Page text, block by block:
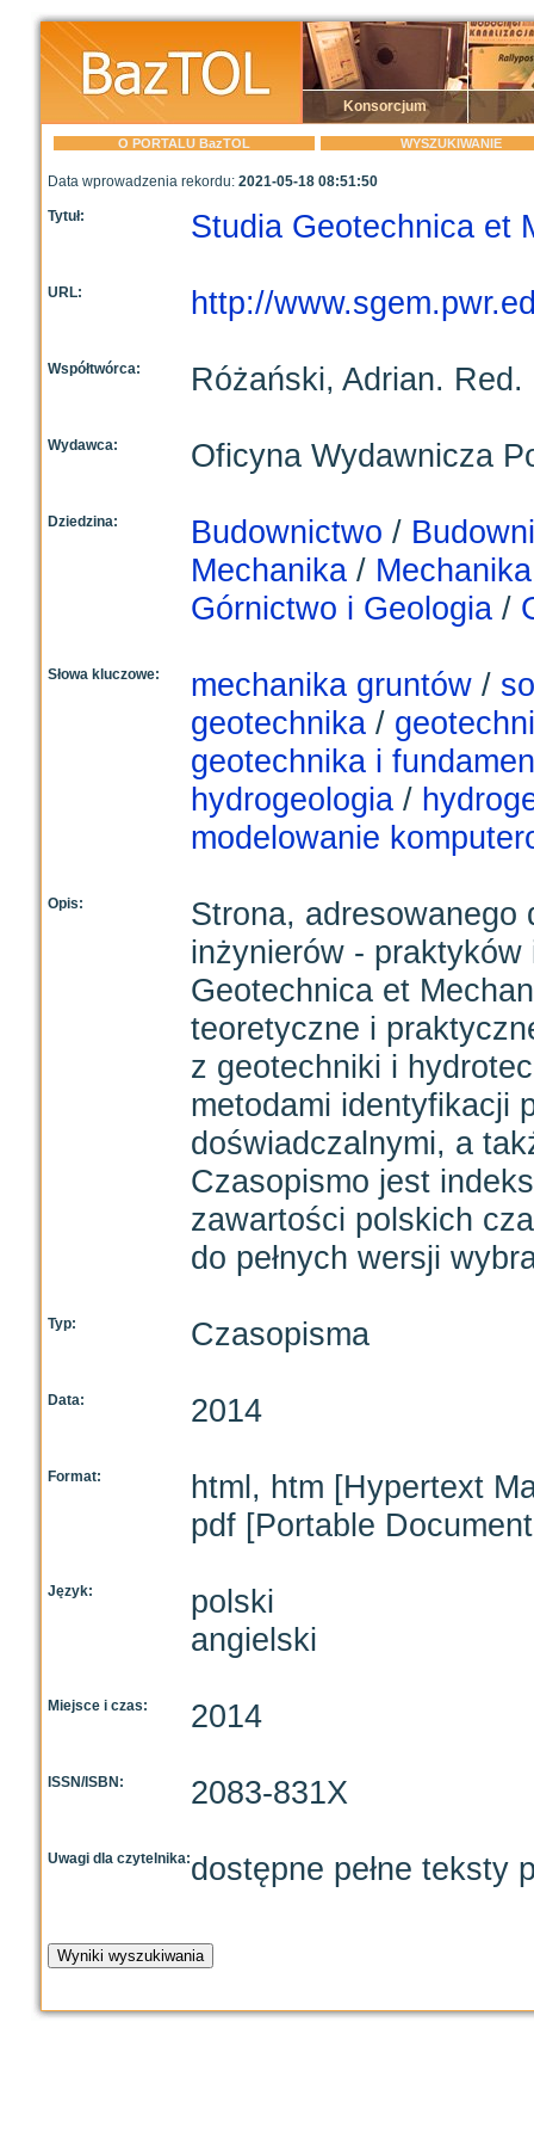
Konsorcjum
O PORTALU BazTOL WYSZUKIWANIE
Data wprowadzenia rekordu: 2021-05-18 08:51:50
Tytuł: Studia Geotechnica et
URL: http://
Współtwórca: Różański, Adrian. Red.
Wydawca: Oficyna Wydawnicza
Dziedzina: Budownictwo /
Mechanika/
Górnictwo i Geologia/
Słowa kluczowe: mechanika gruntów/
geotechnika/
geotechnika i
hydrogeologia/
modelowanie
Opis:
Strona, adresowanego
inżynierów -
Geotechnica et
teoretyczne i
z geotechniki i
metodami identyfikacji
doświadczalnymi, a
Czasopismo jest
zawartości polskich
do pełnych wersji
Typ: Czasopisma
Data: 2014
Format:
html, htm [Hypertext
pdf [Portable
Język:
polski
angielski
Miejsce i czas: 2014
ISSN/ISBN: 2083-831X
Uwagi dla czytelnika:dostępne pełne teksty